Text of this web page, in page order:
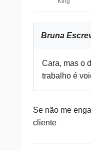
Bruna
Cara, mas o
trabalho é
Se não me
cliente